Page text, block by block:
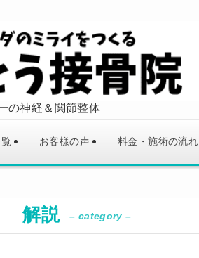
の神経＆関節整体
お客様の声 料金・施術の流れ
解説 – category –